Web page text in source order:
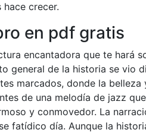
crecer.
en pdf gratis
encantadora que te hará
general de la historia se vio
marcados, donde la
de una melodía de jazz
y conmovedor. La
fatídico día. Aunque la